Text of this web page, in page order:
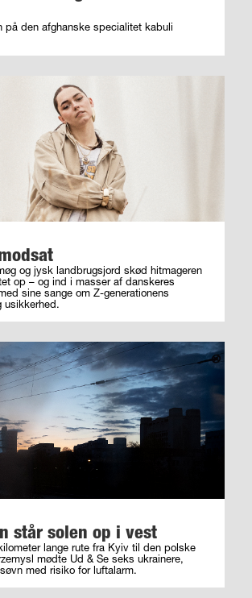
på den afghanske specialitet kabuli
og jysk landbrugsjord skød hitmageren
op – og ind i masser af ­danskeres
sine sange om ­Z-generationens
usikkerhed.
står solen op i vest
lange rute fra Kyiv til den polske
mødte Ud & Se seks ukrainere,
med risiko for luftalarm.